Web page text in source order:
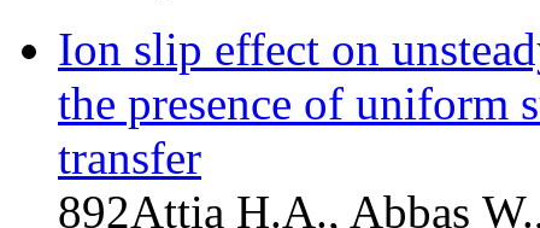
Ion slip effect on
the presence of uniform
transfer
892Attia H.A., Abbas